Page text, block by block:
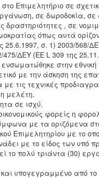
Επιμελητήριο σε
σε δωροδοκία,
, σε
όπως αυτά
25.6.1997, σ. 1) 2003/568/
ΔΕΥ (ΕΕ L 309 της
στην
με την άσκηση της
τις τεχνικές
μελέτη.
σε ισχύ.
φορείς η
με τα οριζόμενα
Επιμελητηρίου με το
με το είδος των υπό
το πολύ τριάντα (30)
υπογεγραμμένο από το